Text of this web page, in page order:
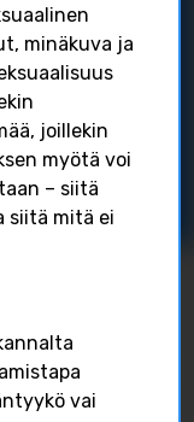
minäkuva ja
joillekin
myötä voi
– siitä
siitä mitä ei
vai
mediassa